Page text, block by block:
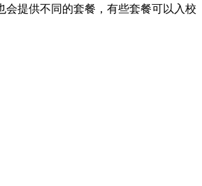
提供不同的套餐，有些套餐可以入校